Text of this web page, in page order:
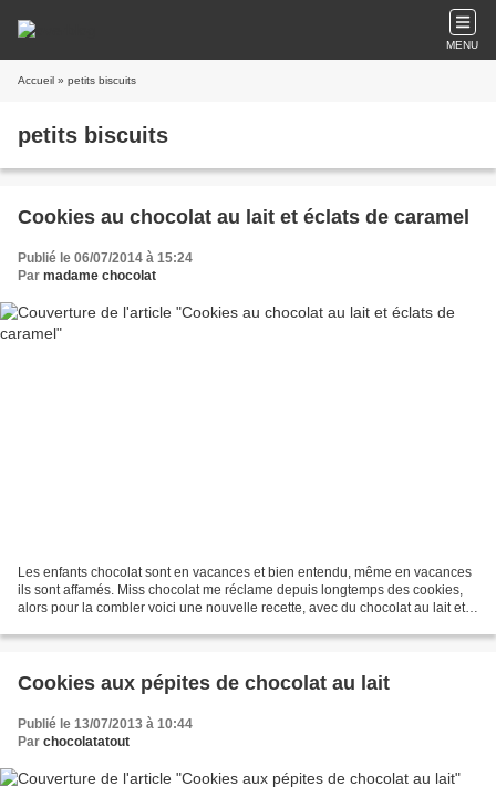
MENU
Accueil » petits biscuits
petits biscuits
Cookies au chocolat au lait et éclats de caramel
Publié le 06/07/2014 à 15:24
Par madame chocolat
Les enfants chocolat sont en vacances et bien entendu, même en vacances
ils sont affamés. Miss chocolat me réclame depuis longtemps des cookies,
alors pour la combler voici une nouvelle recette, avec du chocolat au lait et
Cookies aux pépites de chocolat au lait
Publié le 13/07/2013 à 10:44
Par chocolatatout